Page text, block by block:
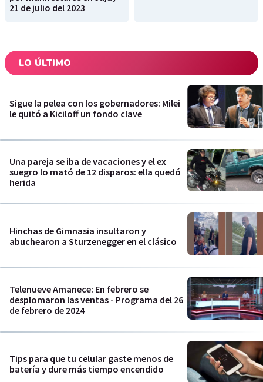
21 de julio del 2023
LO ÚLTIMO
Sigue la pelea con los gobernadores: Milei
le quitó a Kiciloff un fondo clave
Una pareja se iba de vacaciones y el ex
suegro lo mató de 12 disparos: ella quedó
herida
Hinchas de Gimnasia insultaron y
abuchearon a Sturzenegger en el clásico
Telenueve Amanece: En febrero se
desplomaron las ventas - Programa del 26
de febrero de 2024
Tips para que tu celular gaste menos de
batería y dure más tiempo encendido